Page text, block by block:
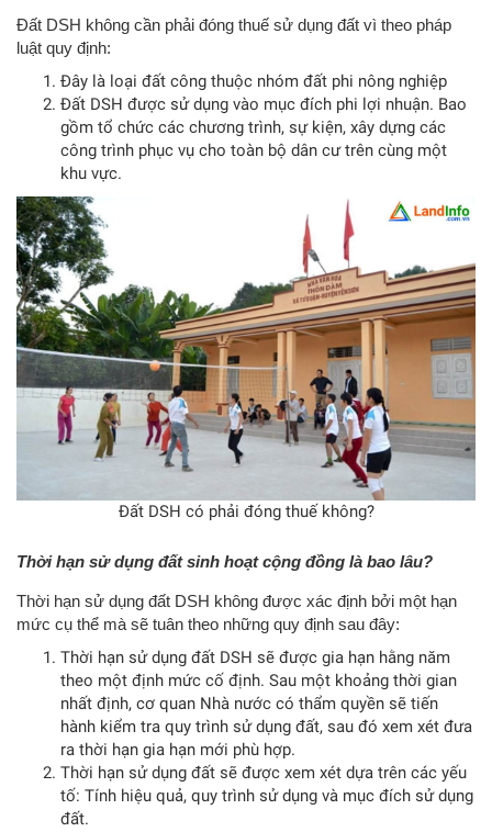
Đất DSH không cần phải đóng thuế sử dụng đất vì theo pháp
luật quy định:
Đây là loại đất công thuộc nhóm đất phi nông nghiệp
Đất DSH được sử dụng vào mục đích phi lợi nhuận. Bao
gồm tổ chức các chương trình, sự kiện, xây dựng các
công trình phục vụ cho toàn bộ dân cư trên cùng một
khu vực.
Đất DSH có phải đóng thuế không?
Thời hạn sử dụng đất sinh hoạt cộng đồng là bao lâu?
Thời hạn sử dụng đất DSH không được xác định bởi một hạn
mức cụ thể mà sẽ tuân theo những quy định sau đây:
Thời hạn sử dụng đất DSH sẽ được gia hạn hằng năm
theo một định mức cố định. Sau một khoảng thời gian
nhất định, cơ quan Nhà nước có thẩm quyền sẽ tiến
hành kiểm tra quy trình sử dụng đất, sau đó xem xét đưa
ra thời hạn gia hạn mới phù hợp.
Thời hạn sử dụng đất sẽ được xem xét dựa trên các yếu
tố: Tính hiệu quả, quy trình sử dụng và mục đích sử dụng
đất.